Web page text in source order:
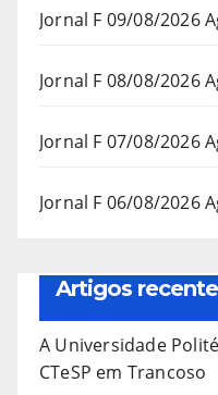
Jornal F 09/08/2026
Jornal F 08/08/2026
Jornal F 07/08/2026
Jornal F 06/08/2026
Artigos
A Universidade
CTeSP em Trancoso